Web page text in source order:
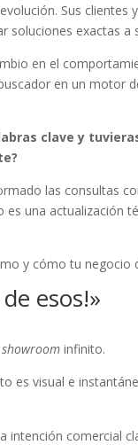
Sus clientes
soluciones exactas a
en el
en un motor
clave y
las consultas
una actualización
y cómo tu negocio
esos!»
showroom infinito.
es visual e
intención comercial